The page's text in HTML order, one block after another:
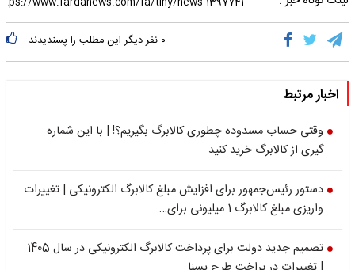
۰ نفر دیگر این مطلب را پسندیدند
اخبار مرتبط
وقتی حساب مسدوده چطوری کالابرگ بگیریم؟! | با این شماره
گیری از کالابرگ خرید کنید
دستور رئیس‌جمهور برای افزایش مبلغ کالابرگ الکترونیکی | تغییرات
واریزی مبلغ کالابرگ 1 میلیونی برای…
تصمیم جدید دولت برای پرداخت کالابرگ الکترونیکی در سال 1405